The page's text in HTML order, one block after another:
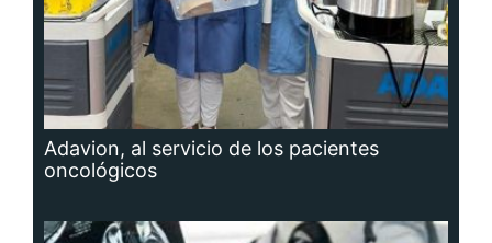
Adavion, al servicio de los pacientes
oncológicos